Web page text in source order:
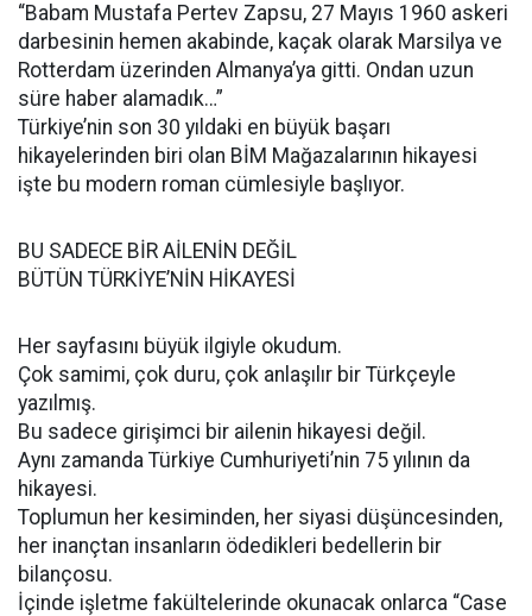
“Babam Mustafa Pertev Zapsu, 27 Mayıs 1960 askeri
darbesinin hemen akabinde, kaçak olarak Marsilya ve
Rotterdam üzerinden Almanya’ya gitti. Ondan uzun
süre haber alamadık…”
Türkiye’nin son 30 yıldaki en büyük başarı
hikayelerinden biri olan BİM Mağazalarının hikayesi
işte bu modern roman cümlesiyle başlıyor.
BU SADECE BİR AİLENİN DEĞİL
BÜTÜN TÜRKİYE’NİN HİKAYESİ
Her sayfasını büyük ilgiyle okudum.
Çok samimi, çok duru, çok anlaşılır bir Türkçeyle
yazılmış.
Bu sadece girişimci bir ailenin hikayesi değil.
Aynı zamanda Türkiye Cumhuriyeti’nin 75 yılının da
hikayesi.
Toplumun her kesiminden, her siyasi düşüncesinden,
her inançtan insanların ödedikleri bedellerin bir
bilançosu.
İçinde işletme fakültelerinde okunacak onlarca “Case